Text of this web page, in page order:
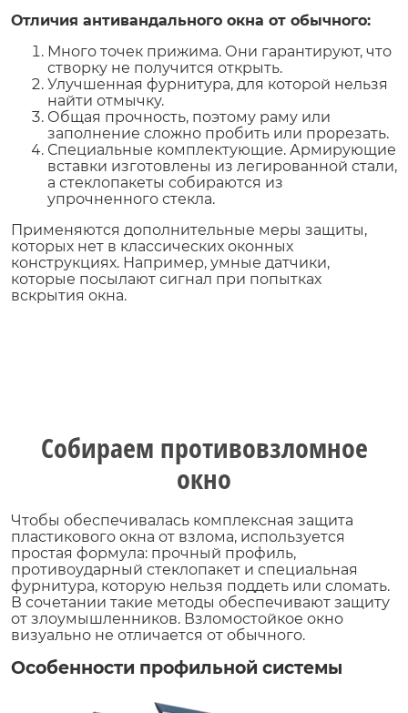
Отличия антивандального окна от обычного:
Много точек прижима. Они гарантируют, что
створку не получится открыть.
Улучшенная фурнитура, для которой нельзя
найти отмычку.
Общая прочность, поэтому раму или
заполнение сложно пробить или прорезать.
Специальные комплектующие. Армирующие
вставки изготовлены из легированной стали,
а стеклопакеты собираются из
упрочненного стекла.
Применяются дополнительные меры защиты,
которых нет в классических оконных
конструкциях. Например, умные датчики,
которые посылают сигнал при попытках
вскрытия окна.
Собираем противовзломное
окно
Чтобы обеспечивалась комплексная защита
пластикового окна от взлома, используется
простая формула: прочный профиль,
противоударный стеклопакет и специальная
фурнитура, которую нельзя поддеть или сломать.
В сочетании такие методы обеспечивают защиту
от злоумышленников. Взломостойкое окно
визуально не отличается от обычного.
Особенности профильной системы